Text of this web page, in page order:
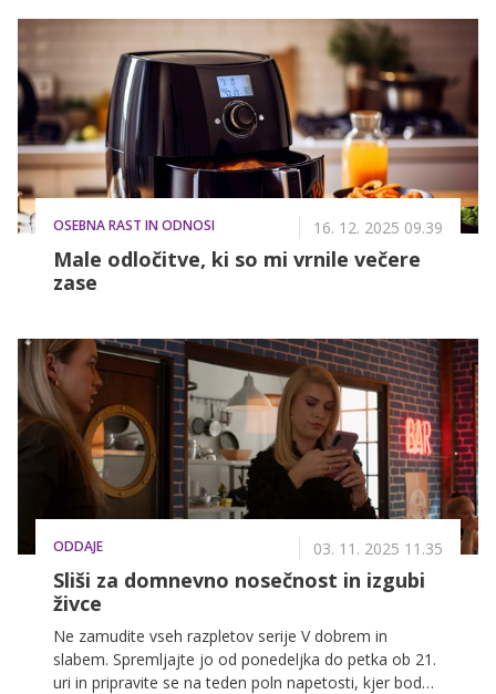
februarja se na POP TV in VOYO začenja dogodivščina
OSEBNA RAST IN ODNOSI 16. 12. 2025 09.39
Male odločitve, ki so mi vrnile večere
zase
ODDAJE 03. 11. 2025 11.35
Sliši za domnevno nosečnost in izgubi
živce
Ne zamudite vseh razpletov serije V dobrem in
slabem. Spremljajte jo od ponedeljka do petka ob 21.
uri in pripravite se na teden poln napetosti, kjer bodo